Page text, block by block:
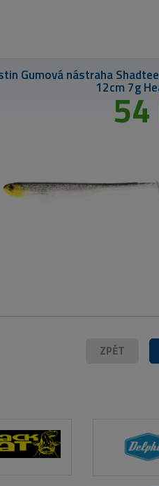
Westin prut W3
3rd Ultrastick
2,13m 7-28g
2 930 Kč
ZPĚT